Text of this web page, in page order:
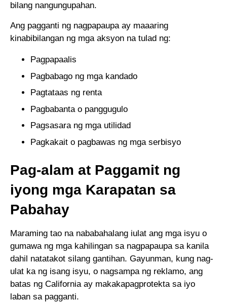
bilang nangungupahan.
Ang pagganti ng nagpapaupa ay maaaring
kinabibilangan ng mga aksyon na tulad ng:
Pagpapaalis
Pagbabago ng mga kandado
Pagtataas ng renta
Pagbabanta o panggugulo
Pagsasara ng mga utilidad
Pagkakait o pagbawas ng mga serbisyo
Pag-alam at Paggamit ng
iyong mga Karapatan sa
Pabahay
Maraming tao na nababahalang iulat ang mga isyu o
gumawa ng mga kahilingan sa nagpapaupa sa kanila
dahil natatakot silang gantihan. Gayunman, kung nag-
ulat ka ng isang isyu, o nagsampa ng reklamo, ang
batas ng California ay makakapagprotekta sa iyo
laban sa pagganti.